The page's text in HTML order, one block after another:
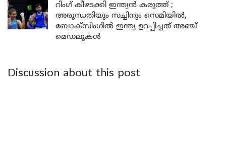
റിംഗ് കീഴടക്കി ഇന്ത്യൻ കരുത്ത് ;
അരുന്ധതിയും സച്ചിനും സെമിയിൽ,
ബോക്സിംഗിൽ ഇന്ത്യ ഉറപ്പിച്ചത് അഞ്ച്
മെഡലുകൾ
Discussion about this post